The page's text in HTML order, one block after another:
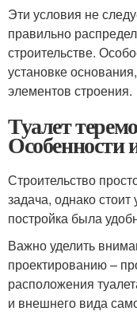
Эти условия не
правильно
строительстве.
установке
элементов строения.
Туалет
Строительство
задача, однако
постройка была
Важно уделить
проектированию –
расположения
и внешнего вида